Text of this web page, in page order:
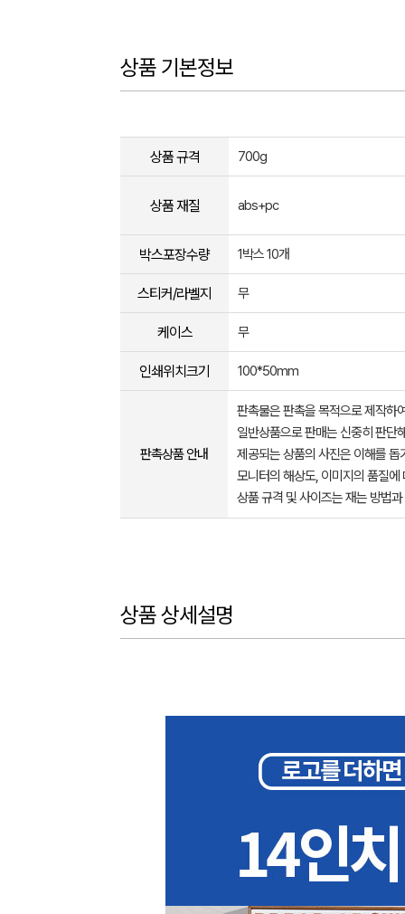
상품 기본정보
상품 규격 700g
상품 재질 abs+pc
박스포장수량 1박스 10개
스티커/라벨지 무
케이스 무
인쇄위치크기 100*50mm
판촉상품 안내
판촉물은 판촉을 목적으로 제작하
일반상품으로 판매는 신중히 판단
제공되는 상품의 사진은 이해를
모니터의 해상도, 이미지의 품질
상품 규격 및 사이즈는 재는 방법
상품 상세설명